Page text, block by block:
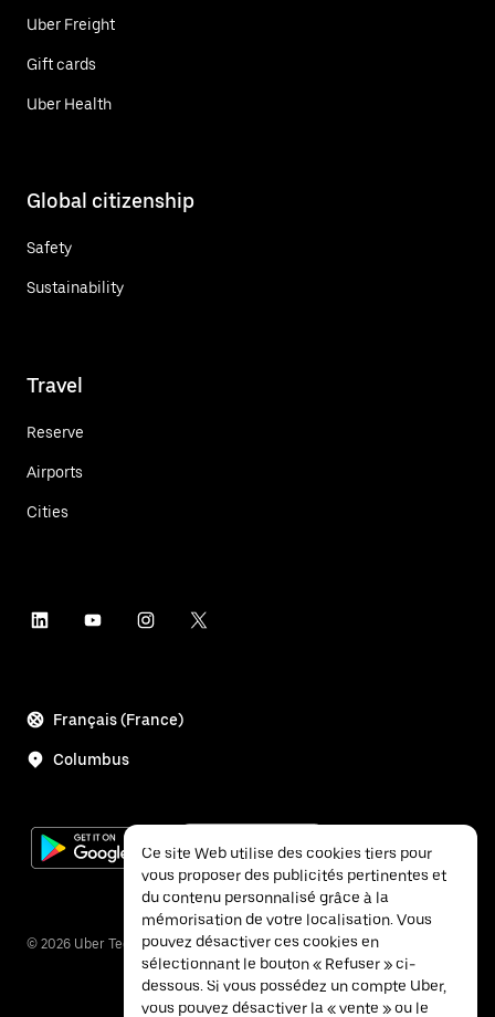
Uber Freight
Gift cards
Uber Health
Global citizenship
Safety
Sustainability
Travel
Reserve
Airports
Cities
Français (France)
Columbus
© 2026 Uber Technologies Inc.
Ce site Web utilise des cookies tiers pour
vous proposer des publicités pertinentes et
du contenu personnalisé grâce à la
mémorisation de votre localisation. Vous
pouvez désactiver ces cookies en
sélectionnant le bouton « Refuser » ci-
dessous. Si vous possédez un compte Uber,
vous pouvez désactiver la « vente » ou le